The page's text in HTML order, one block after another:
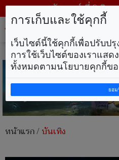
วันเสาร์ ที่ 8 สิง
หน้าแรก/บันเทิง
การเก็บและใช้คุกกี้
เว็บไซต์นี้ใช้คุกกี้เพื่อปรับป
การใช้เว็บไซต์ของเราแส
ทั้งหมดตามนโยบายคุกกี้ขอ
ยอม